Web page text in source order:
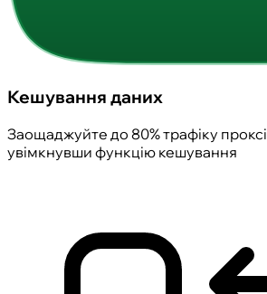
Кешування даних
Заощаджуйте до 80% трафіку проксі
увімкнувши функцію кешування